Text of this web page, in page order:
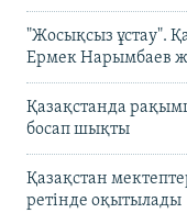
"Жосықсыз ұстау".
Ермек Нарымбаев
Қазақстанда
босап шықты
Қазақстан
ретінде оқытылады